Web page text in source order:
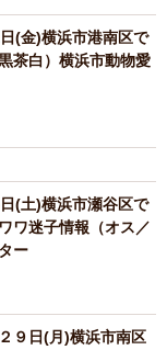
(金)横浜市港南区で
茶白）横浜市動物愛
(土)横浜市瀬谷区で
ワ迷子情報（オス／
ー
９日(月)横浜市南区